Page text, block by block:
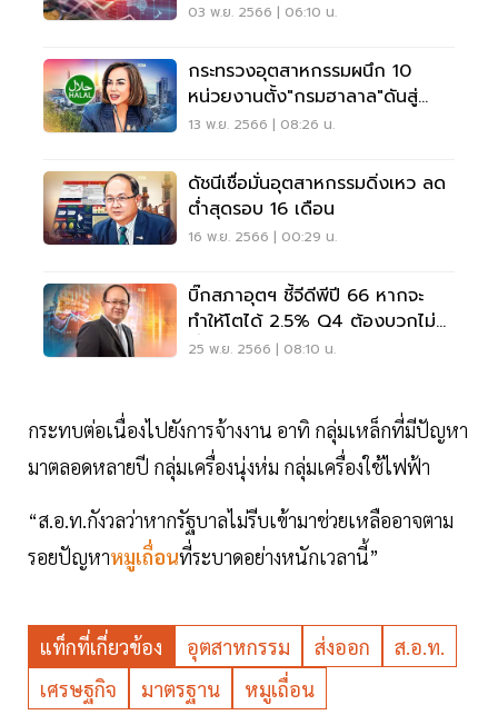
03 พ.ย. 2566 | 06:10 น.
กระทรวงอุตสาหกรรมผนึก 10
หน่วยงานตั้ง"กรมฮาลาล"ดันสู่
ระดับโลก
13 พ.ย. 2566 | 08:26 น.
ดัชนีเชื่อมั่นอุตสาหกรรมดิ่งเหว ลด
ต่ำสุดรอบ 16 เดือน
16 พ.ย. 2566 | 00:29 น.
บิ๊กสภาอุตฯ ชี้จีดีพีปี 66 หากจะ
ทำให้โตได้ 2.5% Q4 ต้องบวกไม่
ต่ำ 4.1%
25 พ.ย. 2566 | 08:10 น.
กระทบต่อเนื่องไปยังการจ้างงาน อาทิ กลุ่มเหล็กที่มีปัญหา
มาตลอดหลายปี กลุ่มเครื่องนุ่งห่ม กลุ่มเครื่องใช้ไฟฟ้า
“ส.อ.ท.กังวลว่าหากรัฐบาลไม่รีบเข้ามาช่วยเหลืออาจตาม
รอยปัญหาหมูเถื่อนที่ระบาดอย่างหนักเวลานี้”
แท็กที่เกี่ยวข้อง อุตสาหกรรม ส่งออก
ส.อ.ท.
เศรษฐกิจ
มาตรฐาน หมูเถื่อน